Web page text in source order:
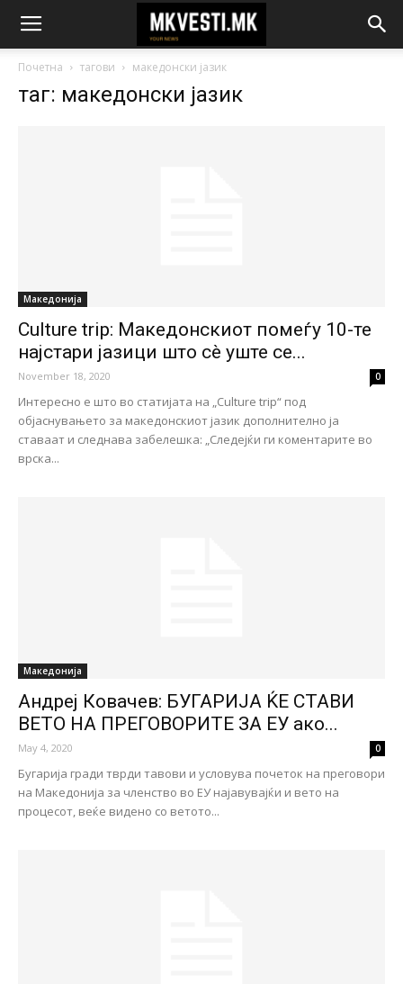
Почетна тагови македонски јазик
таг: македонски јазик
Македонија
Culture trip: Македонскиот помеѓу 10-те
најстари јазици што сè уште се...
November 18, 2020 0
Интересно е што во статијата на „Culture trip“ под
објаснувањето за македонскиот јазик дополнително ја
ставаат и следнава забелешка: „Следејќи ги коментарите во
врска...
Македонија
Андреј Ковачев: БУГАРИЈА ЌЕ СТАВИ
ВЕТО НА ПРЕГОВОРИТЕ ЗА ЕУ ако...
May 4, 2020 0
Бугарија гради тврди тавови и условува почеток на преговори
на Македонија за членство во ЕУ најавувајќи и вето на
процесот, веќе видено со ветото...